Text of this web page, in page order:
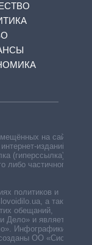
на сайте,
изданий —
(гиперссылка)
либо частичного
политиков и
а также
обещаний,
и является
Инфографики,
ОО «Система